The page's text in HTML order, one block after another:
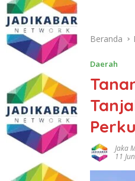
Beranda
Daerah
Jaka
11